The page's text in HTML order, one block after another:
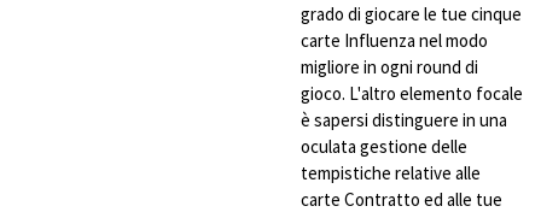
grado di giocare le tue cinque
carte Influenza nelmodo
migliore in ogni round di
gioco. L'altro elemento focale
è sapersi distinguere in una
oculata gestione delle
tempistiche relative alle
carte Contratto ed alle tue